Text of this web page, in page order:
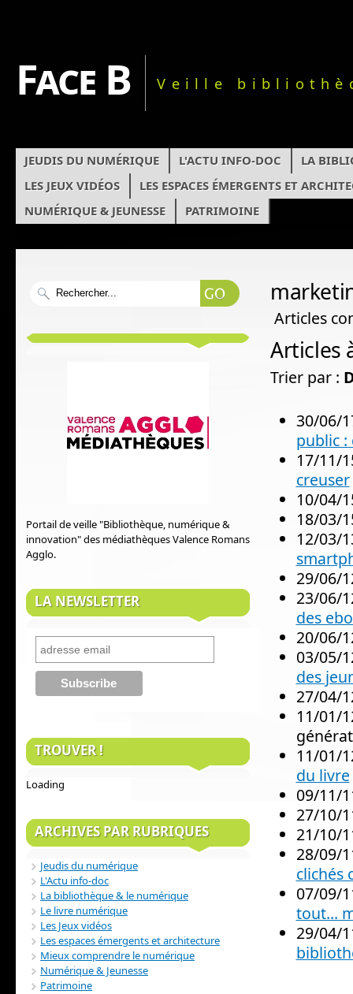
Face B Veille
JEUDIS DU NUMÉRIQUE L'ACTU INFO-DOC
LA
LES JEUX VIDÉOS
LES ESPACES ÉMERGENTS ET
NUMÉRIQUE & JEUNESSE
PATRIMOINE
Articles
Articles
Trier par :
30/06/
public
17/11/
creuser
10/04/
18/03/
12/03/
29/06/
23/06/
des
20/06/
03/05/
des
27/04/
11/01/
11/01/
du livre
09/11/
27/10/
21/10/
28/09/
clichés
07/09/
tout...
29/04/
Portail de veille "Bibliothèque, numérique &
innovation" des médiathèques Valence Romans
Agglo.
LA NEWSLETTER
TROUVER !
Loading
ARCHIVES PAR RUBRIQUES
Jeudis du numérique
L'Actu info-doc
La bibliothèque & le numérique
Le livre numérique
Les Jeux vidéos
Les espaces émergents et architecture
Mieux comprendre le numérique
Numérique & Jeunesse
Patrimoine